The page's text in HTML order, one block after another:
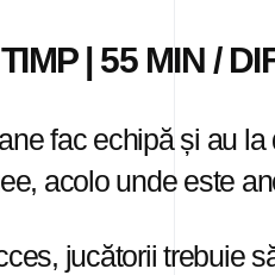
| 55 MIN /
fac echipă și au
acolo unde este
jucătorii trebuie